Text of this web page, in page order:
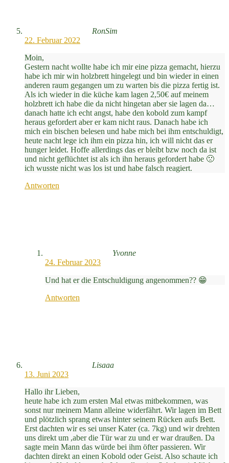
RonSim
22. Februar 2022
Moin,
Gestern nacht wollte habe ich mir eine pizza gemacht, hierzu
habe ich mir win holzbrett hingelegt und bin wieder in einen
anderen raum gegangen um zu warten bis die pizza fertig ist.
Als ich wieder in die küche kam lagen 2,50€ auf meinem
holzbrett ich habe die da nicht hingetan aber sie lagen da…
danach hatte ich echt angst, habe den kobold zum kampf
heraus gefordert aber er kam nicht raus. Danach habe ich
mich ein bischen belesen und habe mich bei ihm entschuldigt,
heute nacht lege ich ihm ein pizza hin, ich will nicht das er
hunger leidet. Hoffe allerdings das er bleibt bzw noch da ist
und nicht geflüchtet ist als ich ihn heraus gefordert habe 🙁
ich wusste nicht was los ist und habe falsch reagiert.
Antworten
Yvonne
24. Februar 2023
Und hat er die Entschuldigung angenommen?? 😁
Antworten
Lisaaa
13. Juni 2023
Hallo ihr Lieben,
heute habe ich zum ersten Mal etwas mitbekommen, was
sonst nur meinem Mann alleine widerfährt. Wir lagen im Bett
und plötzlich sprang etwas hinter seinem Rücken aufs Bett.
Erst dachten wir es sei unser Kater (ca. 7kg) und wir drehten
uns direkt um ,aber die Tür war zu und er war draußen. Da
sagte mein Mann das würde bei ihm öfter passieren. Wir
dachten direkt an einen Kobold oder Geist. Also schaute ich